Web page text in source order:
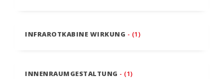
INFRAROTKABINE WIRKUNG - (1)
INNENRAUMGESTALTUNG - (1)